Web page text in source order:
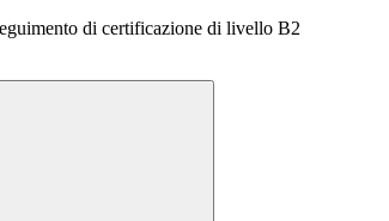
di certificazione di livello B2